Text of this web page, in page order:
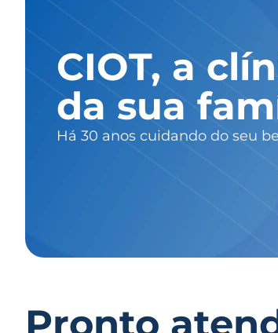
CIOT, a
da sua
Há 30 anos cuidando do seu
Pronto